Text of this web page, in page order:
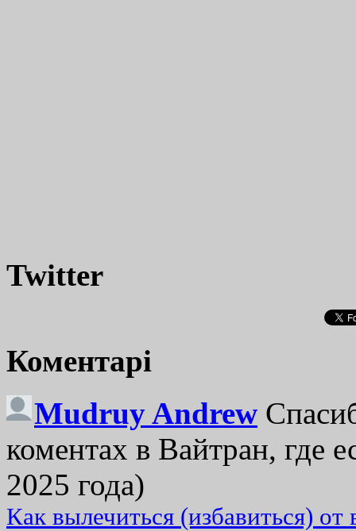
Twitter
Коментарі
Mudruy Andrew
коментах в Вайтран, где
2025 года)
Как вылечиться (избавиться)